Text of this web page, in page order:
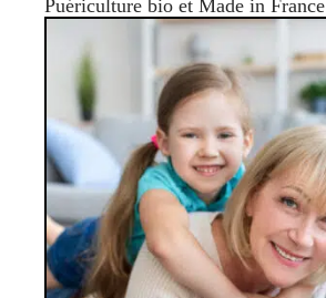
Puériculture bio et Made in France